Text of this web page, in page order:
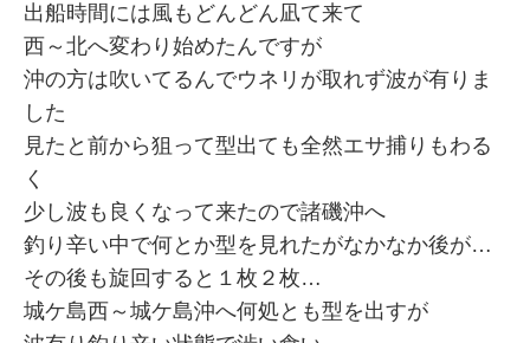
出船時間には風もどんどん凪て来て
西～北へ変わり始めたんですが
沖の方は吹いてるんでウネリが取れず波が有りま
した
見たと前から狙って型出ても全然エサ捕りもわる
く
少し波も良くなって来たので諸磯沖へ
釣り辛い中で何とか型を見れたがなかなか後が…
その後も旋回すると１枚２枚…
城ケ島西～城ケ島沖へ何処とも型を出すが